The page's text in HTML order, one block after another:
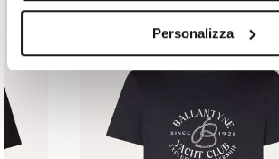
Personalizza